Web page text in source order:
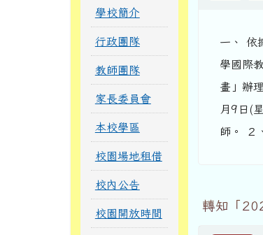
學校簡介
行政團隊
教師團隊
家長委員會
本校學區
校園場地租借
校內公告
校園開放時間
一、 依
學國際
畫」辦
月9日(
師。 ２
轉知「